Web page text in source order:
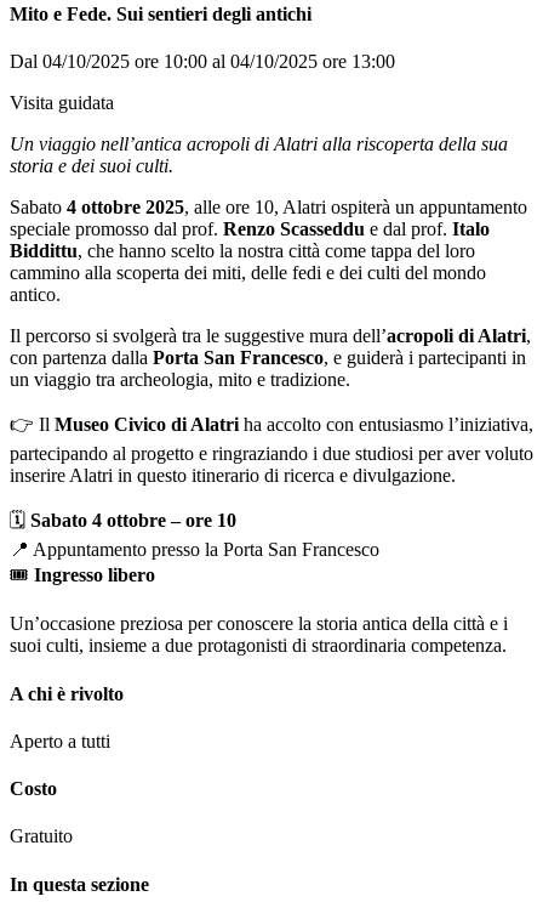
Mito e Fede. Sui sentieri degli antichi
Dal 04/10/2025 ore 10:00 al 04/10/2025 ore 13:00
Visita guidata
Un viaggio nell’antica acropoli di Alatri alla riscoperta della sua
storia e dei suoi culti.
Sabato 4 ottobre 2025, alle ore 10, Alatri ospiterà un appuntamento
speciale promosso dal prof. Renzo Scasseddu e dal prof. Italo
Biddittu, che hanno scelto la nostra città come tappa del loro
cammino alla scoperta dei miti, delle fedi e dei culti del mondo
antico.
Il percorso si svolgerà tra le suggestive mura dell’acropoli di Alatri,
con partenza dalla Porta San Francesco, e guiderà i partecipanti in
un viaggio tra archeologia, mito e tradizione.
👉 Il Museo Civico di Alatri ha accolto con entusiasmo l’iniziativa,
partecipando al progetto e ringraziando i due studiosi per aver voluto
inserire Alatri in questo itinerario di ricerca e divulgazione.
🗓 Sabato 4 ottobre – ore 10
📍 Appuntamento presso la Porta San Francesco
🎟 Ingresso libero
Un’occasione preziosa per conoscere la storia antica della città e i
suoi culti, insieme a due protagonisti di straordinaria competenza.
A chi è rivolto
Aperto a tutti
Costo
Gratuito
In questa sezione